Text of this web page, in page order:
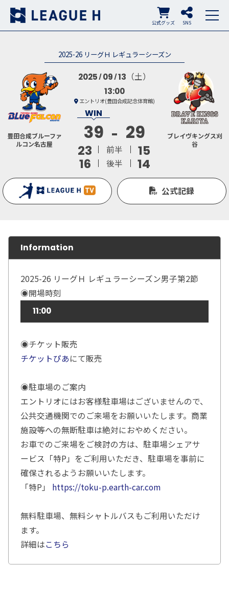
SNS
公式グッズ
2025-26 リーグＨ レギュラーシーズン
豊田合成ブルーファ
ルコン名古屋
2025 09 13 （土）
13:00
エントリオ(豊田合成記念体育館)
39 29
23 前半
15
16
後半 14
ブレイヴキングス刈
谷
公式記録
Information
2025-26 リーグＨ レギュラーシーズン男子第2節
◉開場時刻
11:00
◉チケット販売
チケットぴあにて販売
◉駐車場のご案内
エントリオにはお客様駐車場はございませんので、
公共交通機関でのご来場をお願いいたします。商業
施設等への無断駐車は絶対におやめください。
お車でのご来場をご検討の方は、駐車場シェアサ
ービス「特P」をご利用いただき、駐車場を事前に
確保されるようお願いいたします。
「特P」 https://toku-p.earth-car.com
無料駐車場、無料シャトルバスもご利用いただけ
ます。
詳細はこちら